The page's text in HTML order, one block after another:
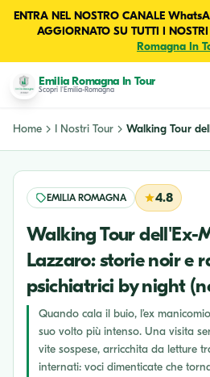
ENTRA NEL NOSTRO CANALE
AGGIORNATO SU TUTTI I NOSTRI
Romagna In
Emilia Romagna In Tour
Scopri l'Emilia-Romagna
Home I Nostri Tour Walking Tour
EMILIA ROMAGNA 4.8
Walking Tour dell'Ex-
Lazzaro: storie noir e
psichiatrici by night
Quando cala il buio, l’ex
suo volto più intenso. Una visita
vite sospese, arricchita da letture
internati: voci dimenticate che